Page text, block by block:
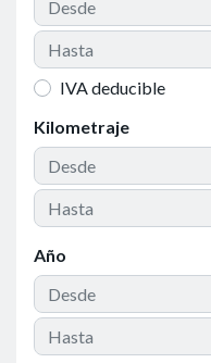
IVA deducible
Kilometraje
Año